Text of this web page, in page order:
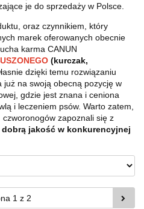
je do sprzedaży w Polsce.
oraz czynnikiem, który
marek oferowanych obecnie
karma CANUN
(kurczak,
dzięki temu rozwiązaniu
już na swoją obecną pozycję w
gdzie jest znana i ceniona
i leczeniem psów. Warto zatem,
zapoznali się z
dobrą jakość w konkurencyjnej